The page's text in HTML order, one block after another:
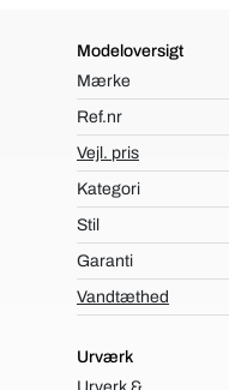
Modeloversigt
Mærke
Ref.nr
Vejl. pris
Kategori
Stil
Garanti
Vandtæthed
Urværk